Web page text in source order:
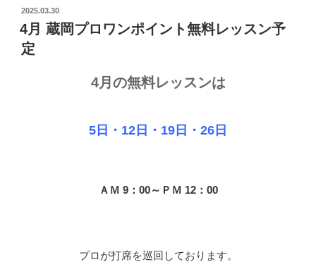
投
稿
日:
2025.03.30
4月 蔵岡プロワンポイント無料レッスン予
定
4月の無料レッスンは
5 日・12 日・19日・26日
ＡＭ 9：00～ＰＭ 12：00
プロが打席を巡回しております。